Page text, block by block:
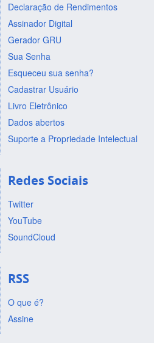
Declaração de Rendimentos
Assinador Digital
Gerador GRU
Sua Senha
Esqueceu sua senha?
Cadastrar Usuário
Livro Eletrônico
Dados abertos
Suporte a Propriedade Intelectual
Redes Sociais
Twitter
YouTube
SoundCloud
RSS
O que é?
Assine